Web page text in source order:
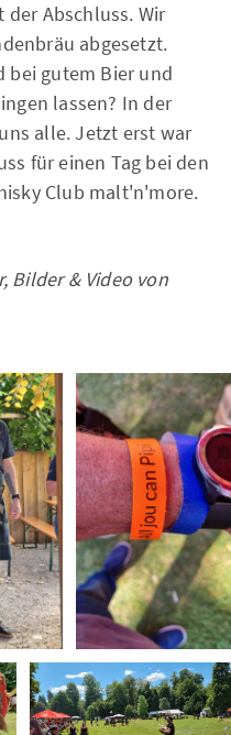
der Abschluss. Wir
abgesetzt.
bei gutem Bier und
lassen? In der
alle. Jetzt erst war
für einen Tag bei den
Club malt'n'more.
Bilder & Video von